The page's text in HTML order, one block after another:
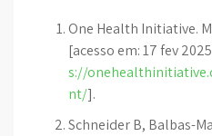
One Health Initiative.
[acesso em: 17 fev
s://
nt/].
Schneider B, Balbas-